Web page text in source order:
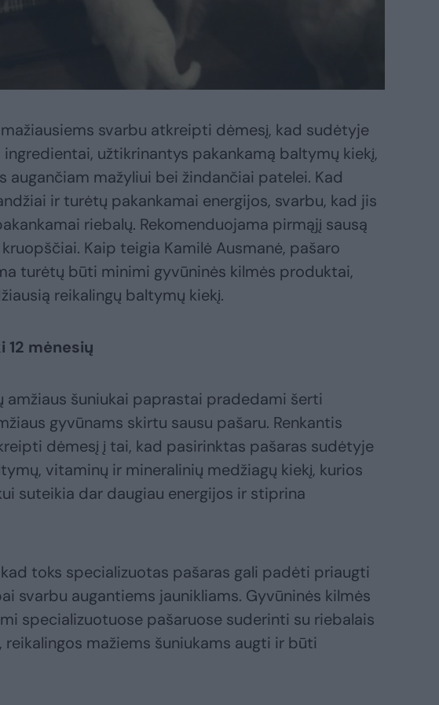
svarbu atkreipti dėmesį, kad sudėtyje
užtikrinantys pakankamą baltymų kiekį,
augančiam mažyliui bei žindančiai patelei. Kad
ir turėtų pakankamai energijos, svarbu, kad jis
riebalų. Rekomenduojama pirmąjį sausą
Kaip teigia Kamilė Ausmanė, pašaro
turėtų būti minimi gyvūninės kilmės produktai,
reikalingų baltymų kiekį.
12 mėnesių
amžiaus šuniukai paprastai pradedami šerti
gyvūnams skirtu sausu pašaru. Renkantis
dėmesį į tai, kad pasirinktas pašaras sudėtyje
vitaminų ir mineralinių medžiagų kiekį, kurios
suteikia dar daugiau energijos ir stiprina
toks specializuotas pašaras gali padėti priaugti
svarbu augantiems jaunikliams. Gyvūninės kilmės
specializuotuose pašaruose suderinti su riebalais
reikalingos mažiems šuniukams augti ir būti